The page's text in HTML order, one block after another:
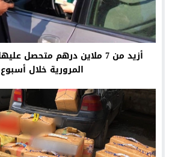
أزيد من 7 ملاين درهم متحصل
المرورية خلال أسبوع